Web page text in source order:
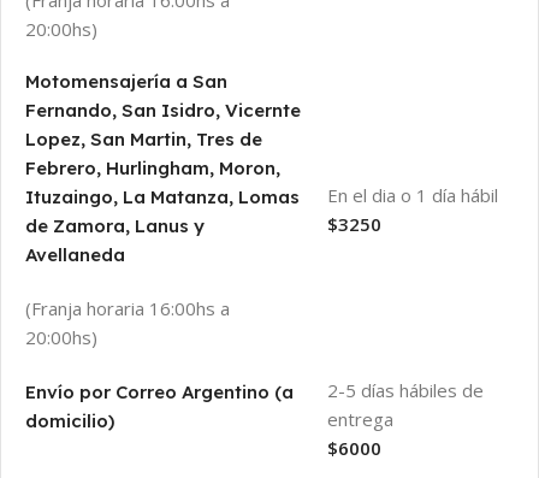
20:00hs)
Motomensajería a San
Fernando, San Isidro, Vicernte
Lopez, San Martin, Tres de
Febrero, Hurlingham, Moron,
Ituzaingo, La Matanza, Lomas
de Zamora, Lanus y
Avellaneda
(Franja horaria 16:00hs a
20:00hs)
En el dia o 1 día hábil
$3250
Envío por Correo Argentino (a
domicilio)
2-5 días hábiles de
entrega
$6000